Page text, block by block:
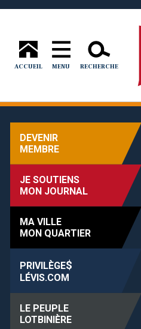
ACCUEIL MENU RECHERCHE
DEVENIR
MEMBRE
JE SOUTIENS
MON JOURNAL
MA VILLE
MON QUARTIER
PRIVILÈGE$
LÉVIS.COM
LE PEUPLE
LOTBINIÈRE